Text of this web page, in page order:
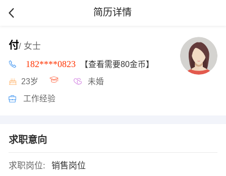
简历详情
付/ 女士
182****0823 【查看需要80金币】
23岁 未婚
工作经验
求职意向
求职岗位:
销售岗位